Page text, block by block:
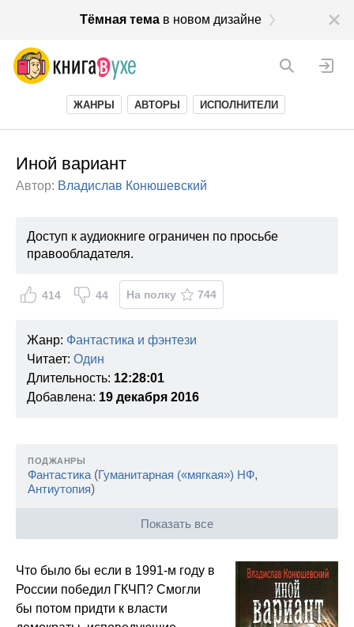
Тёмная темав новом дизайне
ЖАНРЫ АВТОРЫ ИСПОЛНИТЕЛИ
Иной вариант
Автор: Владислав Конюшевский
Доступ к аудиокниге ограничен по просьбе
правообладателя.
414 44 На полку 744
Жанр: Фантастика и фэнтези
Читает: Один
Длительность: 12:28:01
Добавлена: 19 декабря 2016
ПОДЖАНРЫ
Фантастика (Гуманитарная («мягкая») НФ,
Антиутопия)
Показать все
Что было бы если в 1991-м году в
России победил ГКЧП? Смогли
бы потом придти к власти